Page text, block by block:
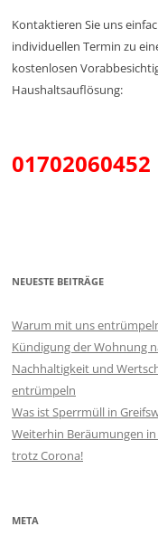
Kontaktieren Sie uns
individuellen Termin zu
kostenlosen
Haushaltsauflösung:
01702060452
NEUESTE BEITRÄGE
Warum mit uns
Kündigung der Wohnung
Nachhaltigkeit und
entrümpeln
Was ist Sperrmüll in
Weiterhin Beräumungen in
trotz Corona!
META